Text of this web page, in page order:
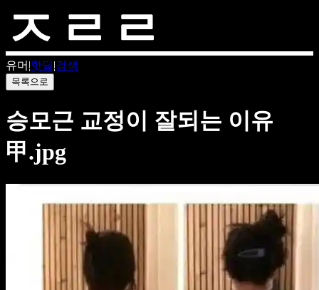
유머 |핫딜|검색
목록으로
승모근 교정이 잘되는 이유
甲.jpg